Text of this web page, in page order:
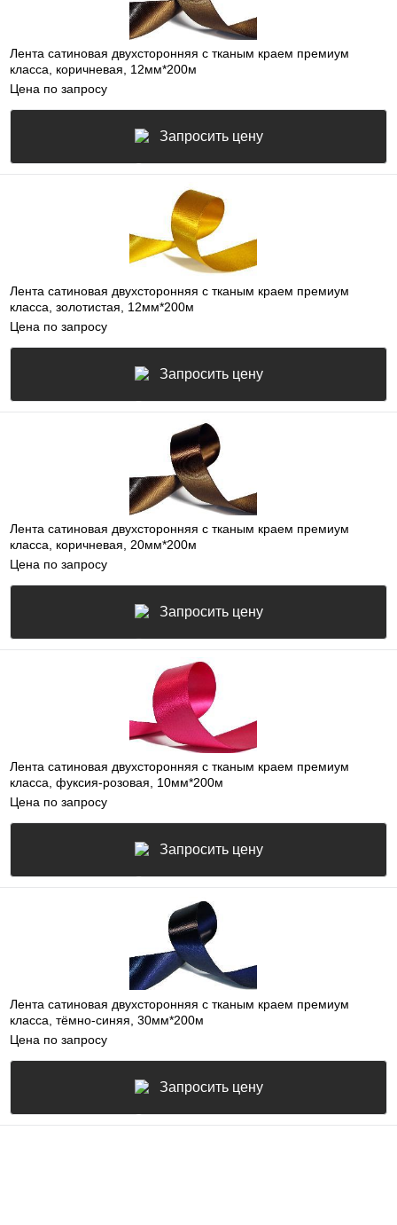
Лента сатиновая двухсторонняя c тканым краем премиум
класса, коричневая, 12мм*200м
Цена по запросу
Запросить цену
Лента сатиновая двухсторонняя c тканым краем премиум
класса, золотистая, 12мм*200м
Цена по запросу
Запросить цену
Лента сатиновая двухсторонняя c тканым краем премиум
класса, коричневая, 20мм*200м
Цена по запросу
Запросить цену
Лента сатиновая двухсторонняя c тканым краем премиум
класса, фуксия-розовая, 10мм*200м
Цена по запросу
Запросить цену
Лента сатиновая двухсторонняя c тканым краем премиум
класса, тёмно-синяя, 30мм*200м
Цена по запросу
Запросить цену